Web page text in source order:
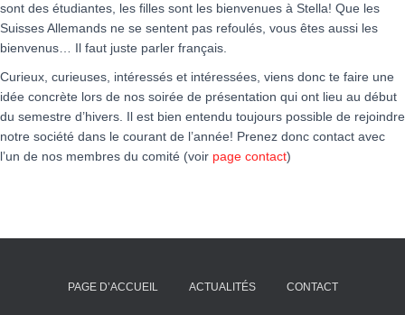
sont des étudiantes, les filles sont les bienvenues à Stella! Que les
Suisses Allemands ne se sentent pas refoulés, vous êtes aussi les
bienvenus… Il faut juste parler français.
Curieux, curieuses, intéressés et intéressées, viens donc te faire une
idée concrète lors de nos soirée de présentation qui ont lieu au début
du semestre d’hivers. Il est bien entendu toujours possible de rejoindre
notre société dans le courant de l’année! Prenez donc contact avec
l’un de nos membres du comité (voir page contact)
PAGE D’ACCUEIL ACTUALITÉS CONTACT